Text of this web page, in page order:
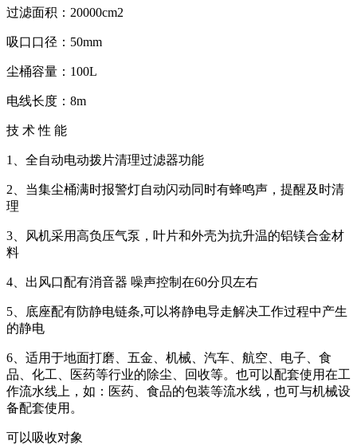
过滤面积：20000cm2
吸口口径：50mm
尘桶容量：100L
电线长度：8m
技 术 性 能
1、全自动电动拨片清理过滤器功能
2、当集尘桶满时报警灯自动闪动同时有蜂鸣声，提醒及时清
理
3、风机采用高负压气泵，叶片和外壳为抗升温的铝镁合金材
料
4、出风口配有消音器 噪声控制在60分贝左右
5、底座配有防静电链条,可以将静电导走解决工作过程中产生
的静电
6、适用于地面打磨、五金、机械、汽车、航空、电子、食
品、化工、医药等行业的除尘、回收等。也可以配套使用在工
作流水线上，如：医药、食品的包装等流水线，也可与机械设
备配套使用。
可以吸收对象